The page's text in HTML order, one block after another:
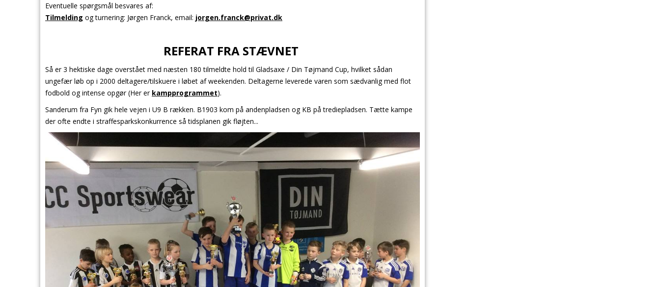
Eventuelle spørgsmål besvares af:
Tilmelding og turnering: Jørgen Franck, email: jorgen.franck@privat.dk
REFERAT FRA STÆVNET
Så er 3 hektiske dage overstået med næsten 180 tilmeldte hold til Gladsaxe / Din Tøjmand Cup, hvilket sådan
ungefær løb op i 2000 deltagere/tilskuere i løbet af weekenden. Deltagerne leverede varen som sædvanlig med flot
fodbold og intense opgør(Her er kampprogrammet).
Sanderum fra Fyn gik hele vejen i U9 B rækken. B1903 kom på andenpladsen og KB på trediepladsen. Tætte kampe
der ofte endte i straffesparkskonkurrence så tidsplanen gik fløjten...